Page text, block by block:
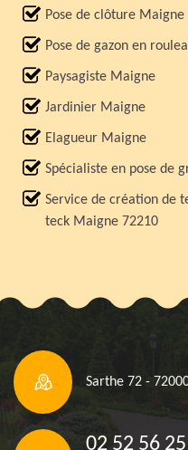
Pose de clôture Maigne
Pose de gazon en
Paysagiste Maigne
Jardinier Maigne
Elagueur Maigne
Spécialiste en pose de
Service de création de
teck Maigne 72210
Sarthe 72 -
02 52 56